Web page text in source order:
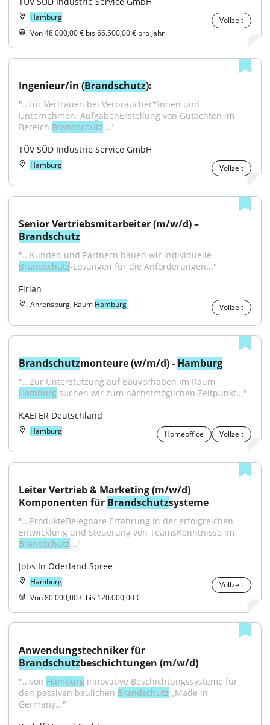
Hamburg
Vollzeit
Von 48.000,00 € bis 66.500,00 € pro Jahr
Ingenieur/in (Brandschutz):
"...für Vertrauen bei Verbraucher*innen und
Unternehmen. AufgabenErstellung von Gutachten im
Bereich Brandschutz..."
TÜV SÜD Industrie Service GmbH
Hamburg Vollzeit
Brandschutz
Brandschutz-Lösungen für die Anforderungen..."
Firian
Ahrensburg, Raum Hamburg Vollzeit
Brandschutzmonteure (w/m/d) - Hamburg
Hamburg suchen wir zum nächstmöglichen Zeitpunkt..."
KAEFER Deutschland
Hamburg Homeoffice Vollzeit
Leiter Vertrieb & Marketing (m/w/d)
Komponenten für Brandschutzsysteme
"...ProdukteBelegbare Erfahrung in der erfolgreichen
Brandschutz..."
Jobs In Oderland Spree
Hamburg
Vollzeit
Von 80.000,00 € bis 120.000,00 €
Brandschutzbeschichtungen (m/w/d)
"...von Hamburg innovative Beschichtungssysteme für
den passiven baulichen Brandschutz „Made in
Germany..."